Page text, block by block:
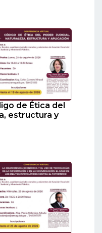
de Ética del
estructura y